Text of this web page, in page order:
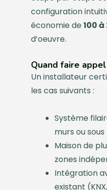
configuration
économie de100
d’oeuvre.
Quand faire
Un installateur
les cas suivants :
Système
murs ou
Maison de
zones
Intégration
existant